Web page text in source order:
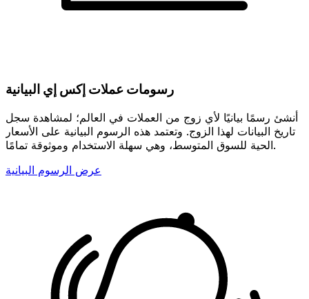
رسومات عملات إكس إي البيانية
أنشئ رسمًا بيانيًا لأي زوج من العملات في العالم؛ لمشاهدة سجل
تاريخ البيانات لهذا الزوج. وتعتمد هذه الرسوم البيانية على الأسعار
الحية للسوق المتوسط، وهي سهلة الاستخدام وموثوقة تمامًا.
عرض الرسوم البيانية